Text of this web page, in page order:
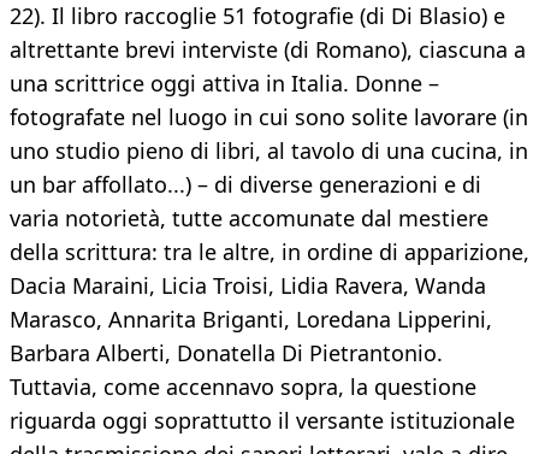
22). Il libro raccoglie 51 fotografie (di Di Blasio) e
altrettante brevi interviste (di Romano), ciascuna a
una scrittrice oggi attiva in Italia. Donne –
fotografate nel luogo in cui sono solite lavorare (in
uno studio pieno di libri, al tavolo di una cucina, in
un bar affollato...) – di diverse generazioni e di
varia notorietà, tutte accomunate dal mestiere
della scrittura: tra le altre, in ordine di apparizione,
Dacia Maraini, Licia Troisi, Lidia Ravera, Wanda
Marasco, Annarita Briganti, Loredana Lipperini,
Barbara Alberti, Donatella Di Pietrantonio.
Tuttavia, come accennavo sopra, la questione
riguarda oggi soprattutto il versante istituzionale